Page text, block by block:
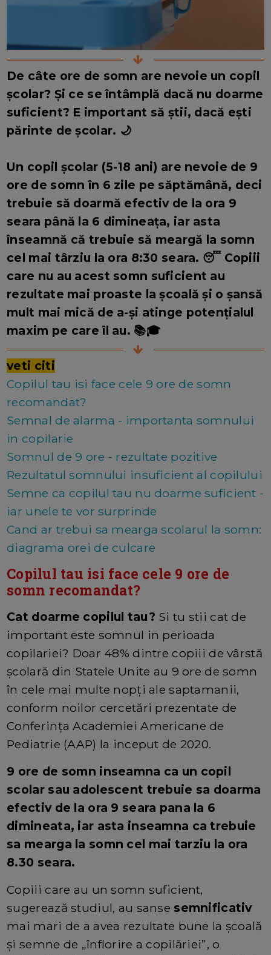
De câte ore de somn are nevoie un copil
școlar? Și ce se întâmplă dacă nu doarme
suficient? E important să știi, dacă ești
părinte de școlar. 🌙
Un copil școlar (5-18 ani) are nevoie de 9
ore de somn în 6 zile pe săptămână, deci
trebuie să doarmă efectiv de la ora 9
seara până la 6 dimineața, iar asta
înseamnă că trebuie să meargă la somn
cel mai târziu la ora 8:30 seara. 😴 Copiii
care nu au acest somn suficient au
rezultate mai proaste la școală și o șansă
mult mai mică de a-și atinge potențialul
maxim pe care îl au. 📚🎓
veti citi
Copilul tau isi face cele 9 ore de somn
recomandat?
Semnal de alarma - importanta somnului
in copilarie
Somnul de 9 ore - rezultate pozitive
Rezultatul somnului insuficient al copilului
Semne ca copilul tau nu doarme suficient -
iar unele te vor surprinde
Cand ar trebui sa mearga scolarul la somn:
diagrama orei de culcare
Copilul tau isi face cele 9 ore de
somn recomandat?
Cat doarme copilul tau? Si tu stii cat de
important este somnul in perioada
copilariei? Doar 48% dintre copiii de vârstă
școlară din Statele Unite au 9 ore de somn
în cele mai multe nopți ale saptamanii,
conform noilor cercetări prezentate de
Conferința Academiei Americane de
Pediatrie (AAP) la inceput de 2020.
9 ore de somn inseamna ca un copil
scolar sau adolescent trebuie sa doarma
efectiv de la ora 9 seara pana la 6
dimineata, iar asta inseamna ca trebuie
sa mearga la somn cel mai tarziu la ora
8.30 seara.
Copiii care au un somn suficient,
sugerează studiul, au sanse semnificativ
mai mari de a avea rezultate bune la școală
și semne de „înflorire a copilăriei”, o